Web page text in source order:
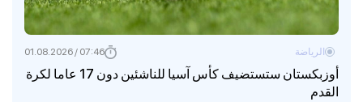
أوزبكستان ستستضيف كأس آسيا للناشئين دون 17 عاما لكرة
القدم
الرياضة 07:46 / 01.08.2026